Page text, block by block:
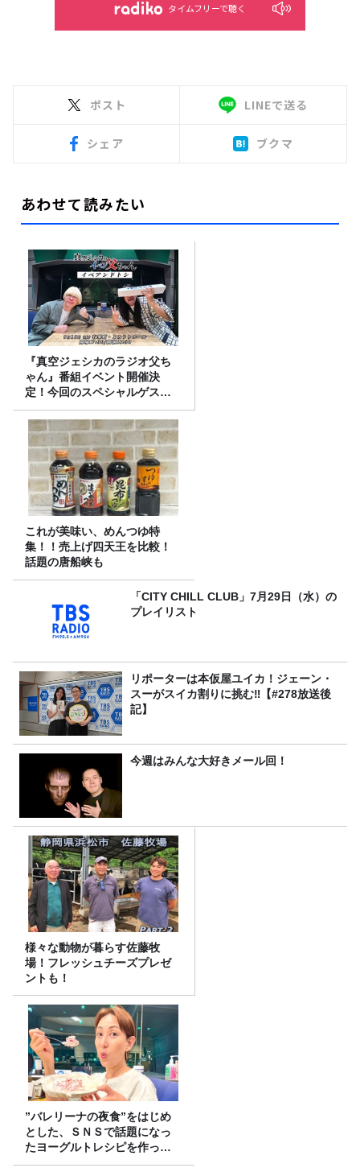
タイムフリーで聴く
ポスト LINEで送る
シェア ブクマ
あわせて読みたい
『真空ジェシカのラジオ父ち
ゃん』番組イベント開催決
定！今回のスペシャルゲスト
は、タカアンドトシ！
これが美味い、めんつゆ特
集！！売上げ四天王を比較！
話題の唐船峡も
「CITY CHILL CLUB」7月29日（水）の
プレイリスト
リポーターは本仮屋ユイカ！ジェーン・
スーがスイカ割りに挑む‼【#278放送後
記】
今週はみんな大好きメール回！
様々な動物が暮らす佐藤牧
場！フレッシュチーズプレゼ
ントも！
”バレリーナの夜食”をはじめ
とした、ＳＮＳで話題になっ
たヨーグルトレシピを作って
みた！